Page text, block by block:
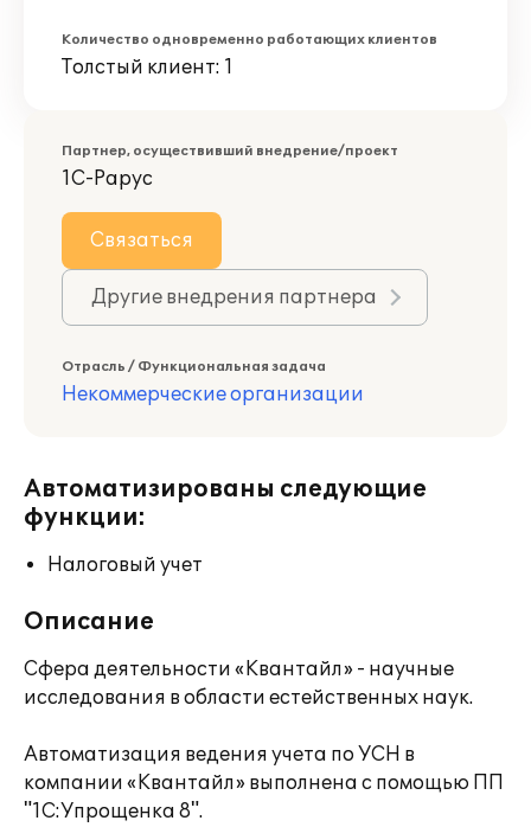
Количество одновременно работающих клиентов
Толстый клиент: 1
Партнер, осуществивший внедрение/проект
1С-Рарус
Связаться
Другие внедрения партнера
Отрасль / Функциональная задача
Некоммерческие организации
Автоматизированы следующие
функции:
Налоговый учет
Описание
Сфера деятельности «Квантайл» - научные
исследования в области естейственных наук.
Автоматизация ведения учета по УСН в
компании «Квантайл» выполнена с помощью ПП
"1С:Упрощенка 8".